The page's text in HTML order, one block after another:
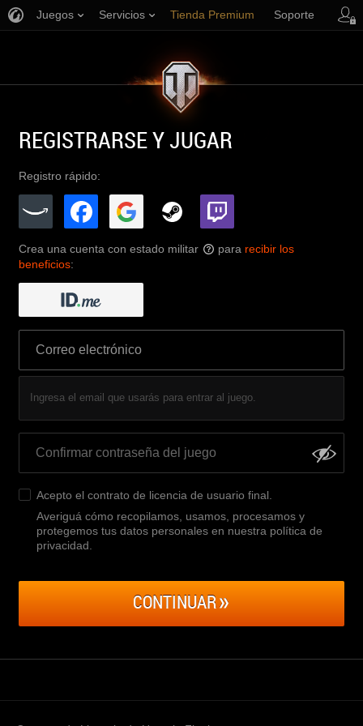
Juegos Servicios Tienda Premium Soporte
REGISTRARSE Y JUGAR
Registro rápido:
Crea una cuenta con estado militar ? para recibir los
beneficios:
Ingresa el email que usarás para entrar al juego.
Acepto el contrato de licencia de usuario final
Averiguá cómo recopilamos, usamos, procesamos y
protegemos tus datos personales en nuestra política de
privacidad
CONTINUAR